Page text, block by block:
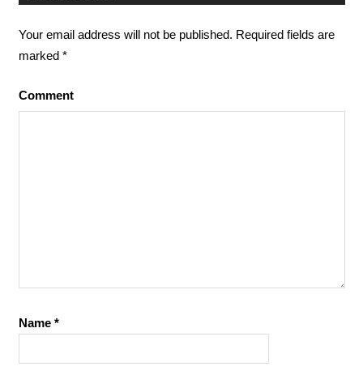
Your email address will not be published. Required fields are
marked *
Comment
Name *